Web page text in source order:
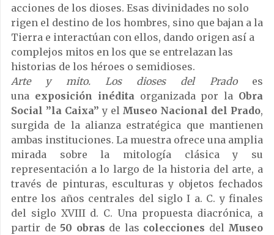
acciones de los dioses. Esas divinidades no solo
rigen el destino de los hombres, sino que bajan a la
Tierra e interactúan con ellos, dando origen así a
complejos mitos en los que se entrelazan las
historias de los héroes o semidioses.
Arte y mito. Los dioses del Pradoes
una exposición inédita organizada por la Obra
Social ”la Caixa” y el Museo Nacional del Prado,
surgida de la alianza estratégica que mantienen
ambas instituciones. La muestra ofrece una amplia
mirada sobre la mitología clásica y su
representación a lo largo de la historia del arte, a
través de pinturas, esculturas y objetos fechados
entre los años centrales del siglo I a. C. y finales
del siglo XVIII d. C. Una propuesta diacrónica, a
partir de 50 obras de las colecciones del Museo